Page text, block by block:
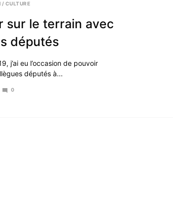
/ CULTURE
sur le terrain avec
députés
j’ai eu l’occasion de pouvoir
députés à...
0